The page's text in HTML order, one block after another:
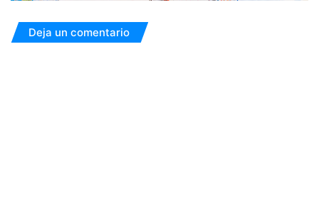
Deja un comentario